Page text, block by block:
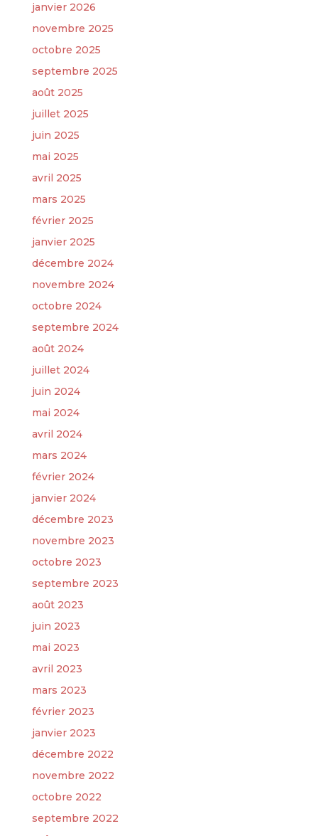
janvier 2026
novembre 2025
octobre 2025
septembre 2025
août 2025
juillet 2025
juin 2025
mai 2025
avril 2025
mars 2025
février 2025
janvier 2025
décembre 2024
novembre 2024
octobre 2024
septembre 2024
août 2024
juillet 2024
juin 2024
mai 2024
avril 2024
mars 2024
février 2024
janvier 2024
décembre 2023
novembre 2023
octobre 2023
septembre 2023
août 2023
juin 2023
mai 2023
avril 2023
mars 2023
février 2023
janvier 2023
décembre 2022
novembre 2022
octobre 2022
septembre 2022